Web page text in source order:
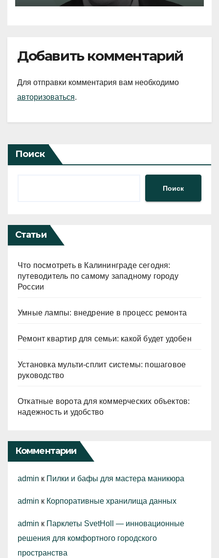
Добавить комментарий
Для отправки комментария вам необходимо
авторизоваться.
Поиск
Поиск
Статьи
Что посмотреть в Калининграде сегодня:
путеводитель по самому западному городу
России
Умные лампы: внедрение в процесс ремонта
Ремонт квартир для семьи: какой будет удобен
Установка мульти-сплит системы: пошаговое
руководство
Откатные ворота для коммерческих объектов:
надежность и удобство
Комментарии
admin к Пилки и бафы для мастера маникюра
admin к Корпоративные хранилища данных
admin к Парклеты SvetHoll — инновационные
решения для комфортного городского
пространства